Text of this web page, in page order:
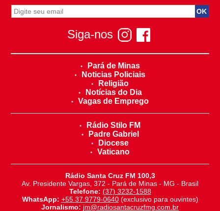
Siga-nos
Pará de Minas
Noticias Policiais
Religião
Notícias do Dia
Vagas de Emprego
Rádio Stilo FM
Padre Gabriel
Diocese
Vaticano
Rádio Santa Cruz FM 100,3
Av. Presidente Vargas, 372 - Pará de Minas - MG - Brasil
Telefone: (37) 3232-1588
WhatsApp: +55 37 9779-0640(exclusivo para ouvintes)
Jornalismo: jm@radiosantacruzfmg.com.br